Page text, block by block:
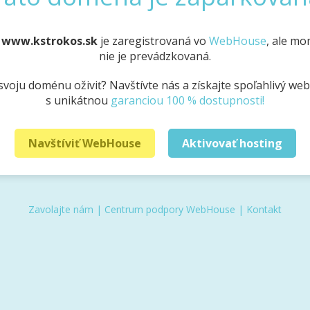
www.kstrokos.sk je zaregistrovaná vo WebHouse, ale
nie je prevádzkovaná.
doménu oživiť? Navštívte nás a získajte spoľahlivý
s unikátnou garanciou 100 % dostupnosti!
Navštíviť WebHouse Aktivovať hosting
Zavolajte nám | Centrum podpory WebHouse | Kontakt